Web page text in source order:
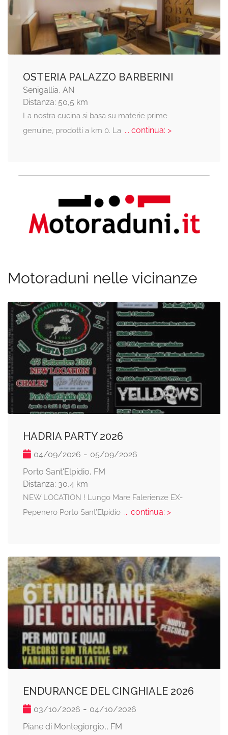
OSTERIA PALAZZO BARBERINI
Senigallia, AN
Distanza: 50,5 km
La nostra cucina si basa su materie prime
genuine, prodotti a km 0. La... continua: >
Motoraduni nelle vicinanze
HADRIA PARTY 2026
04/09/2026 - 05/09/2026
Porto Sant'Elpidio, FM
Distanza: 30,4 km
NEW LOCATION ! Lungo Mare Falerienze EX-
Pepenero Porto Sant’Elpidio... continua: >
ENDURANCE DEL CINGHIALE 2026
03/10/2026 - 04/10/2026
Piane di Montegiorgio,, FM